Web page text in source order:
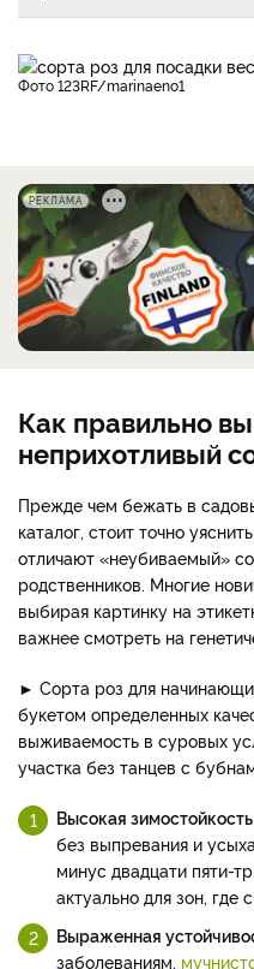
фото 123RF/marinaeno1
РЕКЛАМА
Как правильно
неприхотливый
Прежде чем бежать в
каталог, стоит точно
отличают «неубиваемый»
родственников. Многие
выбирая картинку на
важнее смотреть на
► Сорта роз для
букетом определенных
выживаемость в суровых
участка без танцев с
Высокая зимостойкость
без выпревания и
минус двадцати пяти-
актуально для зон, где
Выраженная
заболеваниям,